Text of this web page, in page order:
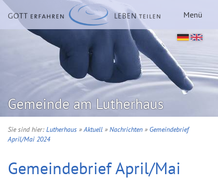
Menü
Gemeinde am Lutherhaus
Sie sind hier: Lutherhaus »Aktuell »Nachrichten » Gemeindebrief
April/Mai 2024
Gemeindebrief April/Mai